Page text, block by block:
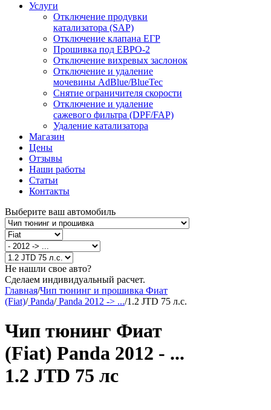
Услуги
Отключение продувки
катализатора (SAP)
Отключение клапана ЕГР
Прошивка под ЕВРО-2
Отключение вихревых заслонок
Отключение и удаление
мочевины AdBlue/BlueTec
Снятие ограничителя скорости
Отключение и удаление
сажевого фильтра (DPF/FAP)
Удаление катализатора
Магазин
Цены
Отзывы
Наши работы
Статьи
Контакты
Выберите ваш автомобиль
Не нашли свое авто?
Сделаем индивидуальный расчет.
Главная/Чип тюнинг и прошивка Фиат
(Fiat)/Panda/Panda 2012 -> .../1.2 JTD 75 л.с.
Чип тюнинг Фиат
(Fiat) Panda 2012 - ...
1.2 JTD 75 лс